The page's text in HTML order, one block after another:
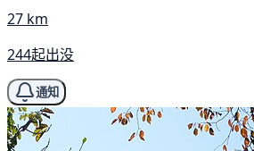
27 km
244起出没
通知